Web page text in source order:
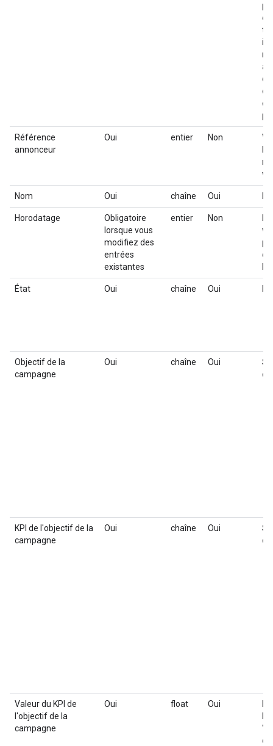
Référence
annonceur
Oui entier Non
Nom Oui chaîne Oui
Horodatage
Obligatoire
lorsque vous
modifiez des
entrées
existantes
entier Non
État Oui chaîne Oui
Objectif de la
campagne
Oui chaîne Oui
KPI de l'objectif de la
campagne
Oui chaîne Oui
Valeur du KPI de
l'objectif de la
campagne
Oui float Oui